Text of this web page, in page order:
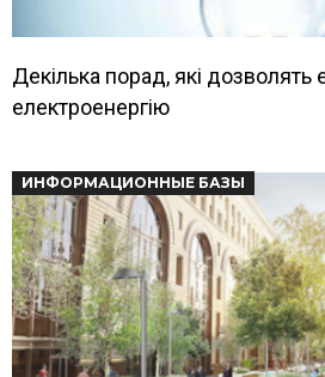
Декілька порад, які дозволять
електроенергію
ИНФОРМАЦИОННЫЕ БАЗЫ